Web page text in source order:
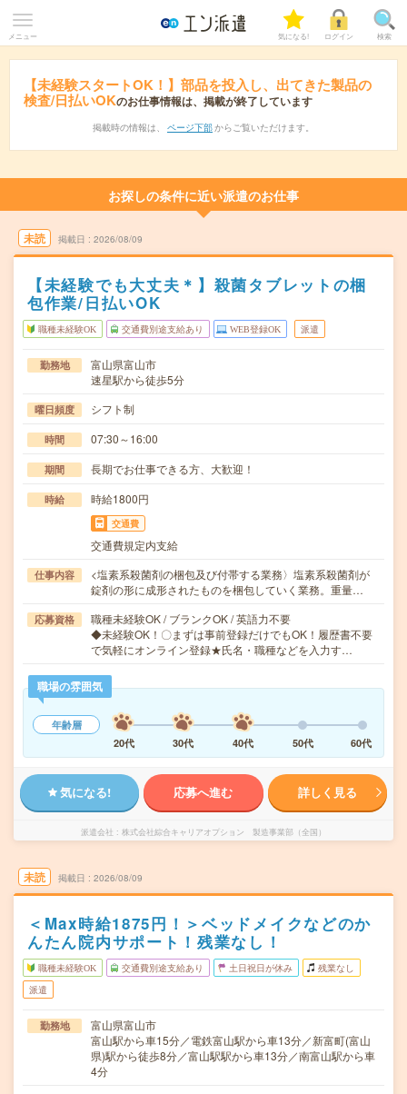
メニュー 気になる! ログイン 検索
【未経験スタートOK！】部品を投入し、出てきた製品の
検査/日払いOKのお仕事情報は、掲載が終了しています
掲載時の情報は、 ページ下部 からご覧いただけます。
お探しの条件に近い派遣のお仕事
未読 掲載日 2026/08/09
【未経験でも大丈夫＊】殺菌タブレットの梱
包作業/日払いOK
職種未経験OK 交通費別途支給あり WEB登録OK 派遣
勤務地
富山県富山市
速星駅から徒歩5分
曜日頻度 シフト制
時間 07:30～16:00
期間 長期でお仕事できる方、大歓迎！
時給 時給1800円
交通費
交通費規定内支給
仕事内容
<塩素系殺菌剤の梱包及び付帯する業務〉塩素系殺菌剤が
錠剤の形に成形されたものを梱包していく業務。重量…
応募資格
職種未経験OK / ブランクOK / 英語力不要
◆未経験OK！〇まずは事前登録だけでもOK！履歴書不要
で気軽にオンライン登録★氏名・職種などを入力す…
職場の雰囲気
年齢層
20代
30代 40代 50代 60代
気になる! 応募へ進む 詳しく見る
派遣会社 株式会社綜合キャリアオプション 製造事業部（全国）
未読 掲載日 2026/08/09
＜Max時給1875円！＞ベッドメイクなどのか
んたん院内サポート！残業なし！
職種未経験OK 交通費別途支給あり 土日祝日が休み 残業なし
派遣
勤務地
富山県富山市
富山駅から車15分／電鉄富山駅から車13分／新富町(富山
県)駅から徒歩8分／富山駅駅から車13分／南富山駅から車
4分